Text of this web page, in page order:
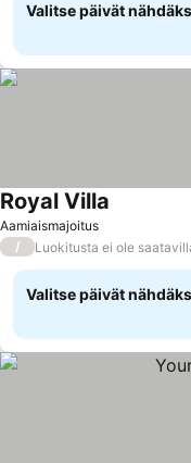
Valitse päivät
Aamiaismajoitus
Royal Villa
/ Luokitusta ei ole
Valitse päivät